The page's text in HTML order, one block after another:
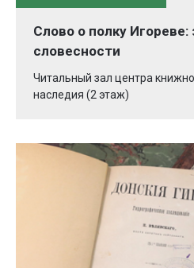
Слово о полку Игореве:
словесности
Читальный зал центра
наследия (2 этаж)